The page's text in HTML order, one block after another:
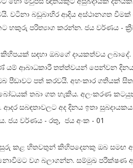
වටිනා බඩුබාහිර ආදිය අස්ථානගත
හකුරු පරිත්‍යාග කරන්න. ජය වර්ණය -
සඳහා ඔබගේ දායකත්වය
යම් ආබාධකාරී තත්ත්වයන් පෙන්වන
පීඩාවට පත් කරවයි. අහංකාර ගතියක්
තබා ගත හැකිය. අලංකරණ කටයුතු
ආදර සබඳතාවලට අද දිනය ඉතා
ජය වර්ණය - රතු, ජය අංක - 01
කළ හිතවතුන් කිහිපදෙනකු ඔබ සමඟ
වග බලාගන්න. සම්මුඛ පරීක්ෂණ